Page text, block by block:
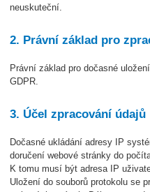
neuskuteční.
2. Právní základ pro
Právní základ pro dočasné
GDPR.
3. Účel zpracování údajů
Dočasné ukládání adresy IP
doručení webové stránky do
K tomu musí být adresa IP
Uložení do souborů protokolu se